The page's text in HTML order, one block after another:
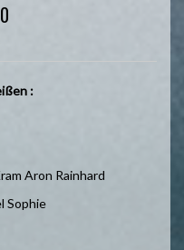
:
Aron Rainhard
Sophie